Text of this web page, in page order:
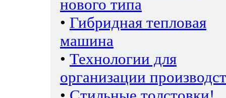
нового типа
• Гибридная тепловая
машина
• Технологии для
организации